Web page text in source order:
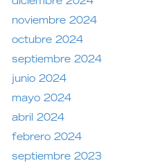
noviembre 2024
octubre 2024
septiembre 2024
junio 2024
mayo 2024
abril 2024
febrero 2024
septiembre 2023